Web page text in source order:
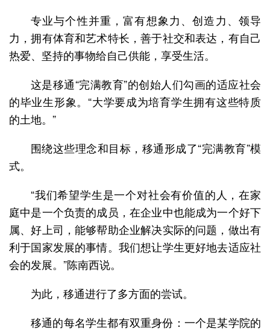
专业与个性并重，富有想象力、创造力、领导
力，拥有体育和艺术特长，善于社交和表达，有自己
热爱、坚持的事物给自己供能，享受生活。
这是移通“完满教育”的创始人们勾画的适应社会
的毕业生形象。“大学要成为培育学生拥有这些特质
的土地。”
围绕这些理念和目标，移通形成了“完满教育”模
式。
“我们希望学生是一个对社会有价值的人，在家
庭中是一个负责的成员，在企业中也能成为一个好下
属、好上司，能够帮助企业解决实际的问题，做出有
利于国家发展的事情。我们想让学生更好地去适应社
会的发展。”陈南西说。
为此，移通进行了多方面的尝试。
移通的每名学生都有双重身份：一个是某学院的